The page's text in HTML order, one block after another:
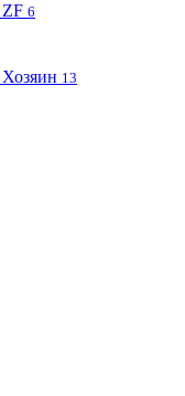
ZF 6
Хозяин 13